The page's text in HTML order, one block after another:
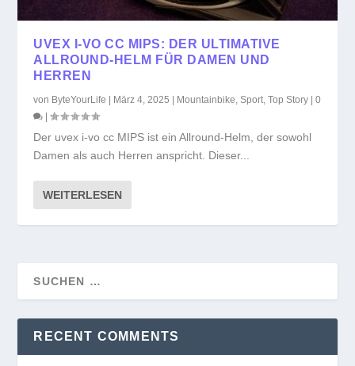
UVEX I-VO CC MIPS: DER ULTIMATIVE
ALLROUND-HELM FÜR DAMEN UND
HERREN
von ByteYourLife | März 4, 2025 | Mountainbike ,Sport ,Top Story |0
|
Der uvex i-vo cc MIPS ist ein Allround-Helm, der sowohl
Damen als auch Herren anspricht. Dieser...
WEITERLESEN
RECENT COMMENTS